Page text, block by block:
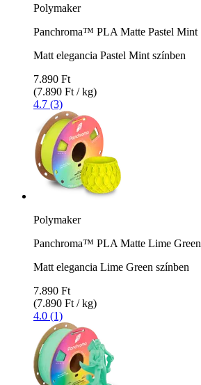
Polymaker
Panchroma™ PLA Matte Pastel Mint
Matt elegancia Pastel Mint színben
7.890 Ft
(7.890 Ft / kg)
4.7 (3)
Polymaker
Panchroma™ PLA Matte Lime Green
Matt elegancia Lime Green színben
7.890 Ft
(7.890 Ft / kg)
4.0 (1)